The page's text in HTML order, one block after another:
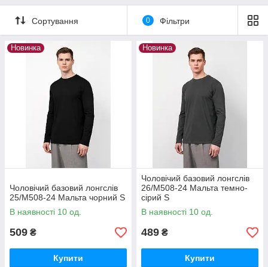
базовий одяг за адекватною ціною.
Сортування 0 Фільтри
Новинка
Чоловічий базовий лонгслів
25/М508-24 Мальта чорний S
В наявності 10 од.
509 ₴
Купити
Новинка
Чоловічий базовий лонгслів
26/М508-24 Мальта темно-
сірий S
В наявності 10 од.
489 ₴
Купити